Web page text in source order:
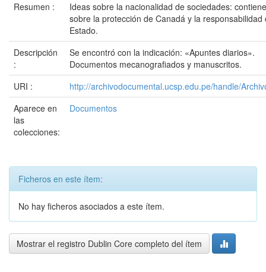
Resumen :
Ideas sobre la nacionalidad de sociedades:
sobre la protección de Canadá y la responsabilidad
Estado.
Descripción
:
Se encontró con la indicación: «Apuntes diarios».
Documentos mecanografiados y manuscritos.
URI :
http://archivodocumental.ucsp.edu.pe/handle/
Aparece en
las
colecciones:
Documentos
Ficheros en este ítem:
No hay ficheros asociados a este ítem.
Mostrar el registro Dublin Core completo del ítem